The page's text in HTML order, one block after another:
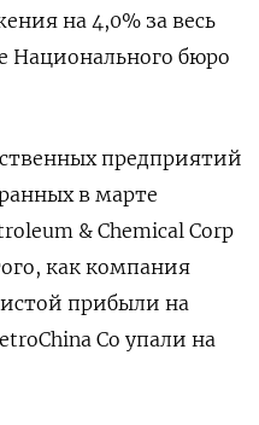
на 4,0% за весь
Национального бюро
предприятий
в марте
& Chemical Corp
как компания
прибыли на
Co упали на